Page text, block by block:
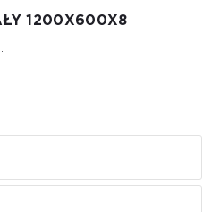
1200X600X8